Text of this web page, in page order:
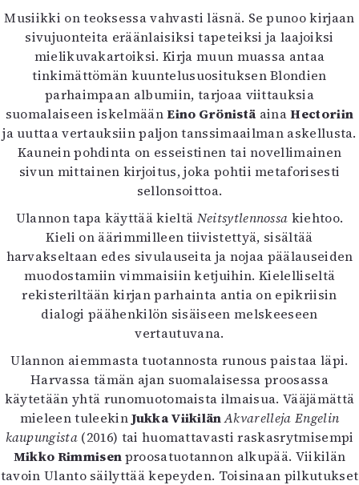
Info
Tilaus ja irtonumerot
Yhteistyössä
Toimitus
Mediatiedot
Kaltio ry
Musiikki on teoksessa vahvasti läsnä. Se punoo kirjaan
sivujuonteita eräänlaisiksi tapeteiksi ja laajoiksi
mielikuvakartoiksi. Kirja muun muassa antaa
tinkimättömän kuuntelusuosituksen Blondien
parhaimpaan albumiin, tarjoaa viittauksia
suomalaiseen iskelmäänEino Grönistä ainaHectoriin
ja uuttaa vertauksiin paljon tanssimaailman askellusta.
Kaunein pohdinta on esseistinen tai novellimainen
sivun mittainen kirjoitus, joka pohtii metaforisesti
sellonsoittoa.
Ulannon tapa käyttää kieltä Neitsytlennossa kiehtoo.
Kieli on äärimmilleen tiivistettyä, sisältää
harvakseltaan edes sivulauseita ja nojaa päälauseiden
muodostamiin vimmaisiin ketjuihin. Kielelliseltä
rekisteriltään kirjan parhainta antia on epikriisin
dialogi päähenkilön sisäiseen melskeeseen
vertautuvana.
Ulannon aiemmasta tuotannosta runous paistaa läpi.
Harvassa tämän ajan suomalaisessa proosassa
käytetään yhtä runomuotomaista ilmaisua. Vääjämättä
mieleen tuleekinJukka ViikilänAkvarelleja Engelin
kaupungista (2016) tai huomattavasti raskasrytmisempi
Mikko Rimmisenproosatuotannon alkupää. Viikilän
tavoin Ulanto säilyttää kepeyden. Toisinaan pilkutukset